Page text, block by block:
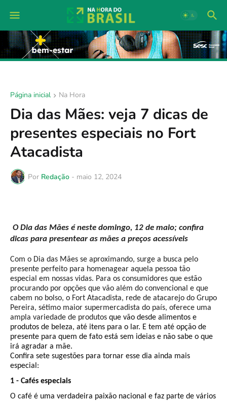
Página inicial Na Hora
Dia das Mães: veja 7 dicas de
presentes especiais no Fort
Atacadista
Por Redação - maio 12, 2024
O Dia das Mães é neste domingo, 12 de maio; confira
dicas para presentear as mães a preços acessíveis
Com o Dia das Mães se aproximando, surge a busca pelo
presente perfeito para homenagear aquela pessoa tão
especial em nossas vidas. Para os consumidores que estão
procurando por opções que vão além do convencional e que
cabem no bolso, o Fort Atacadista, rede de atacarejo do Grupo
Pereira, sétimo maior supermercadista do país, oferece uma
ampla variedade de produtos que vão desde alimentos e
produtos de beleza, até itens para o lar. E tem até opção de
presente para quem de fato está sem ideias e não sabe o que
irá agradar a mãe.
Confira sete sugestões para tornar esse dia ainda mais
especial:
1 - Cafés especiais
O café é uma verdadeira paixão nacional e faz parte de vários